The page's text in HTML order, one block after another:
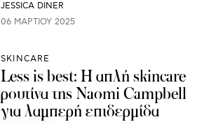
JESSICA DINER
06 ΜΑΡΤΊΟΥ 2025
SKINCARE
Less is best: Η απλή skincare
ρουτίνα της Naomi Campbell
για λαμπερή επιδερμίδα